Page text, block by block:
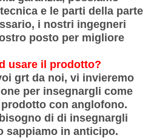
e le parti della parte
i nostri ingegneri
posto per migliore
usare il prodotto?
grt da noi, vi invieremo
per insegnargli come
con anglofono.
di di insegnargli
sappiamo in anticipo.